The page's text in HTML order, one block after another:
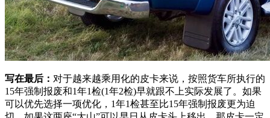
写在最后： 对于越来越乘用化的皮卡来说，按照货车所执行的
15年强制报废和1年1检(1年2检)早就跟不上实际发展了。如果
可以优先选择一项优化，1年1检甚至比15年强制报废更为迫